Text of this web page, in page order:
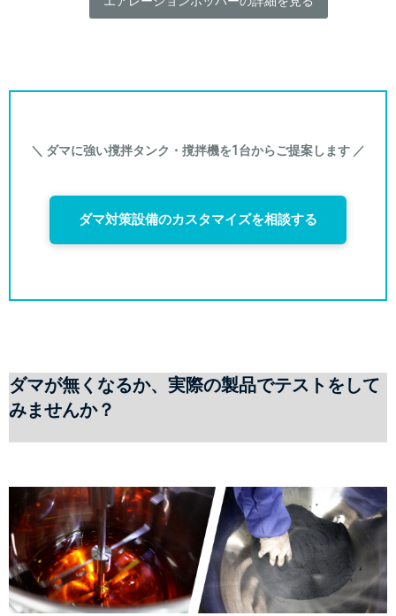
＼ ダマに強い撹拌タンク・撹拌機を1台からご提案します ／
ダマ対策設備のカスタマイズを相談する
ダマが無くなるか、実際の製品でテストをして
みませんか？